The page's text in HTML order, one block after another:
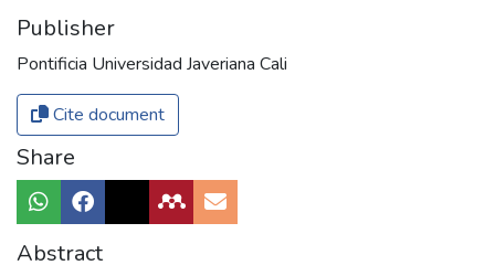
Publisher
Pontificia Universidad Javeriana Cali
Cite document
Share
Abstract